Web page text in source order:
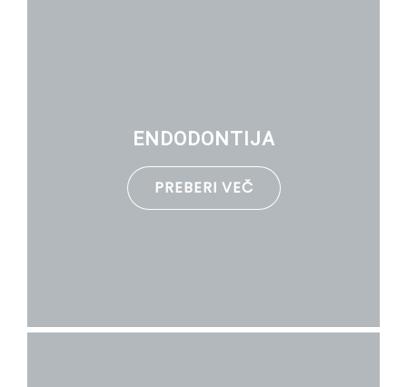
ENDODONTIJA
PREBERI VEČ